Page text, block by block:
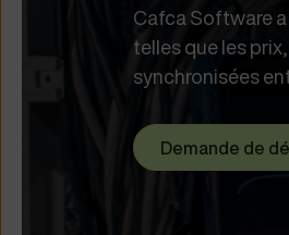
Cafca Software
telles que les
synchronisées
Demande de